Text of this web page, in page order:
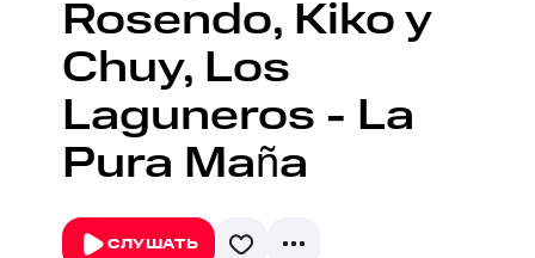
Rosendo, Kiko y
Chuy, Los
Laguneros - La
Pura Maña
СЛУШАТЬ